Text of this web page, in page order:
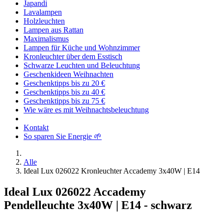
Japandi
Lavalampen
Holzleuchten
Lampen aus Rattan
Maximalismus
Lampen für Küche und Wohnzimmer
Kronleuchter über dem Esstisch
Schwarze Leuchten und Beleuchtung
Geschenkideen Weihnachten
Geschenktipps bis zu 20 €
Geschenktipps bis zu 40 €
Geschenktipps bis zu 75 €
Wie wäre es mit Weihnachtsbeleuchtung
Kontakt
So sparen Sie Energie 🌱
Alle
Ideal Lux 026022 Kronleuchter Accademy 3x40W | E14
Ideal Lux 026022 Accademy
Pendelleuchte 3x40W | E14 - schwarz